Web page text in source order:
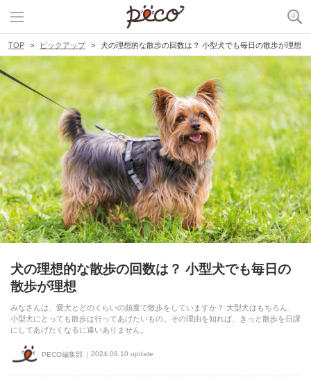
TOP ピックアップ 犬の理想的な散歩の回数は？ 小型犬でも毎日の散歩が理想
犬の理想的な散歩の回数は？ 小型犬でも毎日の
散歩が理想
みなさんは、愛犬とどのくらいの頻度で散歩をしていますか？ 大型犬はもちろん、
小型犬にとっても散歩は行ってあげたいもの。その理由を知れば、きっと散歩を日課
にしてあげたくなるに違いありません。
PECO編集部 2024.06.10 update